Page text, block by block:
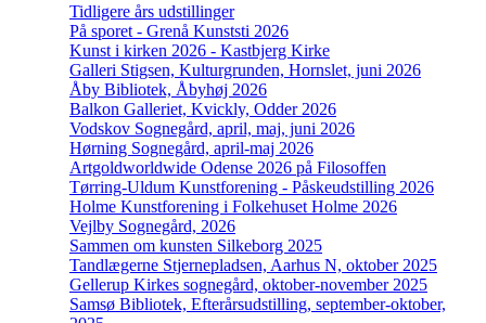
Tidligere års udstillinger
På sporet - Grenå Kunststi 2026
Kunst i kirken 2026 - Kastbjerg Kirke
Galleri Stigsen, Kulturgrunden, Hornslet, juni 2026
Åby Bibliotek, Åbyhøj 2026
Balkon Galleriet, Kvickly, Odder 2026
Vodskov Sognegård, april, maj, juni 2026
Hørning Sognegård, april-maj 2026
Artgoldworldwide Odense 2026 på Filosoffen
Tørring-Uldum Kunstforening - Påskeudstilling 2026
Holme Kunstforening i Folkehuset Holme 2026
Vejlby Sognegård, 2026
Sammen om kunsten Silkeborg 2025
Tandlægerne Stjernepladsen, Aarhus N, oktober 2025
Gellerup Kirkes sognegård, oktober-november 2025
Samsø Bibliotek, Efterårsudstilling, september-oktober,